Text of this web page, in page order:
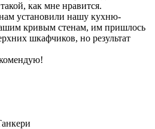
как мне нравится.
установили нашу кухню-
кривым стенам, им пришлось
шкафчиков, но результат